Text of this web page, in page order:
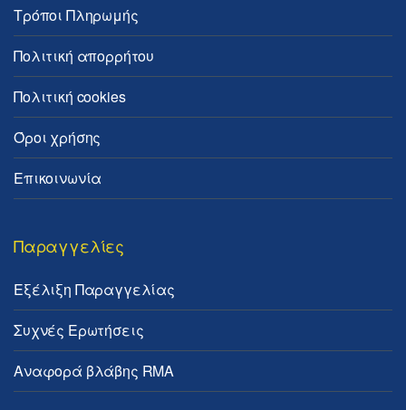
Τρόποι Πληρωμής
Πολιτική απορρήτου
Πολιτική cookies
Όροι χρήσης
Επικοινωνία
Παραγγελίες
Εξέλιξη Παραγγελίας
Συχνές Ερωτήσεις
Αναφορά βλάβης RMA